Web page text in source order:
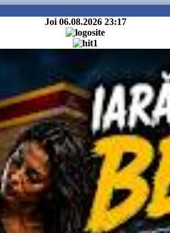
Joi 06.08.2026 23:17